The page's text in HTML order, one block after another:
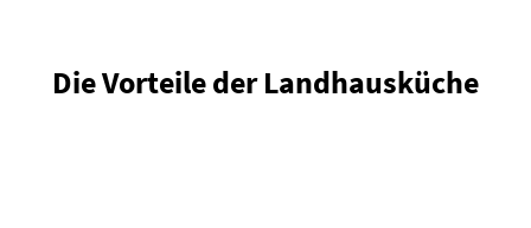
Die Vorteile der Landhausküche